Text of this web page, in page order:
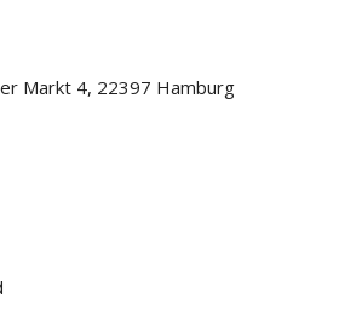
Markt 4, 22397 Hamburg